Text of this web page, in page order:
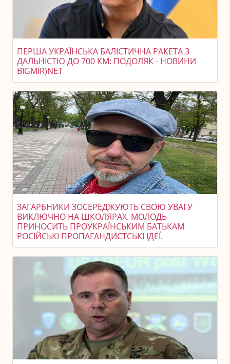
ПЕРША УКРАЇНСЬКА БАЛІСТИЧНА РАКЕТА З
ДАЛЬНІСТЮ ДО 700 КМ: ПОДОЛЯК - НОВИНИ
BIGMIR)NET
ЗАГАРБНИКИ ЗОСЕРЕДЖУЮТЬ СВОЮ УВАГУ
ВИКЛЮЧНО НА ШКОЛЯРАХ. МОЛОДЬ
ПРИНОСИТЬ ПРОУКРАЇНСЬКИМ БАТЬКАМ
РОСІЙСЬКІ ПРОПАГАНДИСТСЬКІ ІДЕЇ.